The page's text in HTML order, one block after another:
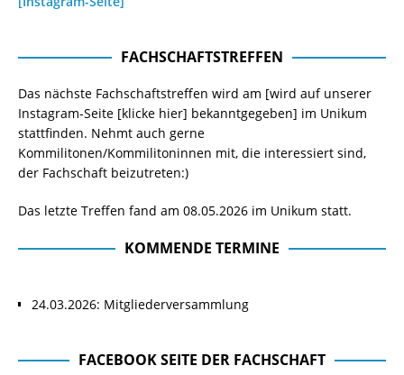
FACHSCHAFTSTREFFEN
Das nächste Fachschaftstreffen wird am [wird auf unserer
Instagram-Seite [klicke hier] bekanntgegeben] im Unikum
stattfinden. Nehmt auch gerne
Kommilitonen/Kommilitoninnen mit, die interessiert sind,
der Fachschaft beizutreten:)
Das letzte Treffen fand am 08.05.2026 im Unikum statt.
KOMMENDE TERMINE
24.03.2026: Mitgliederversammlung
FACEBOOK SEITE DER FACHSCHAFT